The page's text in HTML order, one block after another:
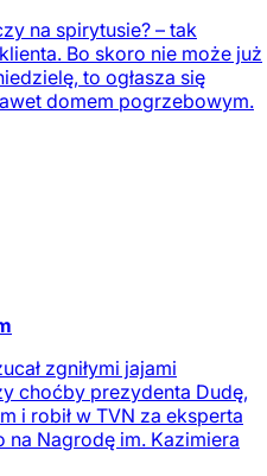
na spirytusie? – tak
Bo skoro nie może już
to ogłasza się
domem pogrzebowym.
zgniłymi jajami
choćby prezydenta Dudę,
i robił w TVN za eksperta
Nagrodę im. Kazimiera